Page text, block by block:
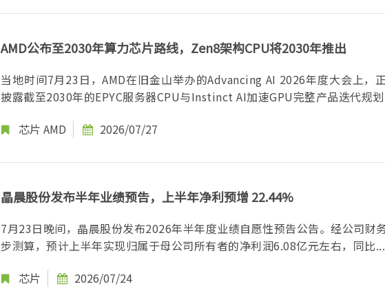
AMD公布至2030年算力芯片路线，Zen8架构CPU将2030年推出
当地时间7月23日，AMD在旧金山举办的Advancing AI 2026年度大会上，
披露截至2030年的EPYC服务器CPU与Instinct AI加速GPU完整产品迭代规
芯片 AMD 2026/07/27
晶晨股份发布半年业绩预告，上半年净利预增 22.44%
7月23日晚间，晶晨股份发布2026年半年度业绩自愿性预告公告。经公司财
步测算，预计上半年实现归属于母公司所有者的净利润6.08亿元左右，同比...
芯片
2026/07/24